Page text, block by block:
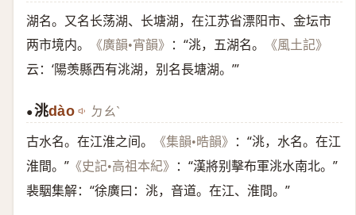
湖名。又名长荡湖、长塘湖，在江苏省漂阳市、金坛市
两市境内。
《廣韻•宵韻》 ：“洮，五湖名。 《風土記》
云：‘陽羡縣西有洮湖，别名長塘湖。’”
●洮dào ㄉㄠˋ
古水名。在江淮之间。 《集韻•晧韻》
：“洮，水名。在江
淮間。” 《史記•高祖本紀》
：“漢將别擊布軍洮水南北。”
裴駰集解：“徐廣曰：洮，音道。在江、淮間。”